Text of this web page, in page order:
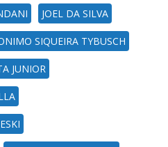
JOEL DA SILVA
SIQUEIRA TYBUSCH
JUNIOR